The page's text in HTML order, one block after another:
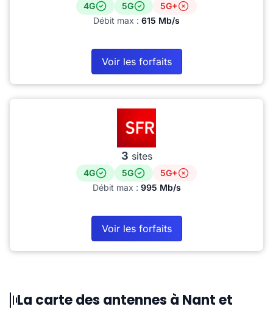
4G 5G
5G+
Débit max : 615 Mb/s
Voir les forfaits
3 sites
4G 5G
5G+
Débit max : 995 Mb/s
Voir les forfaits
La carte des antennes à Nant et